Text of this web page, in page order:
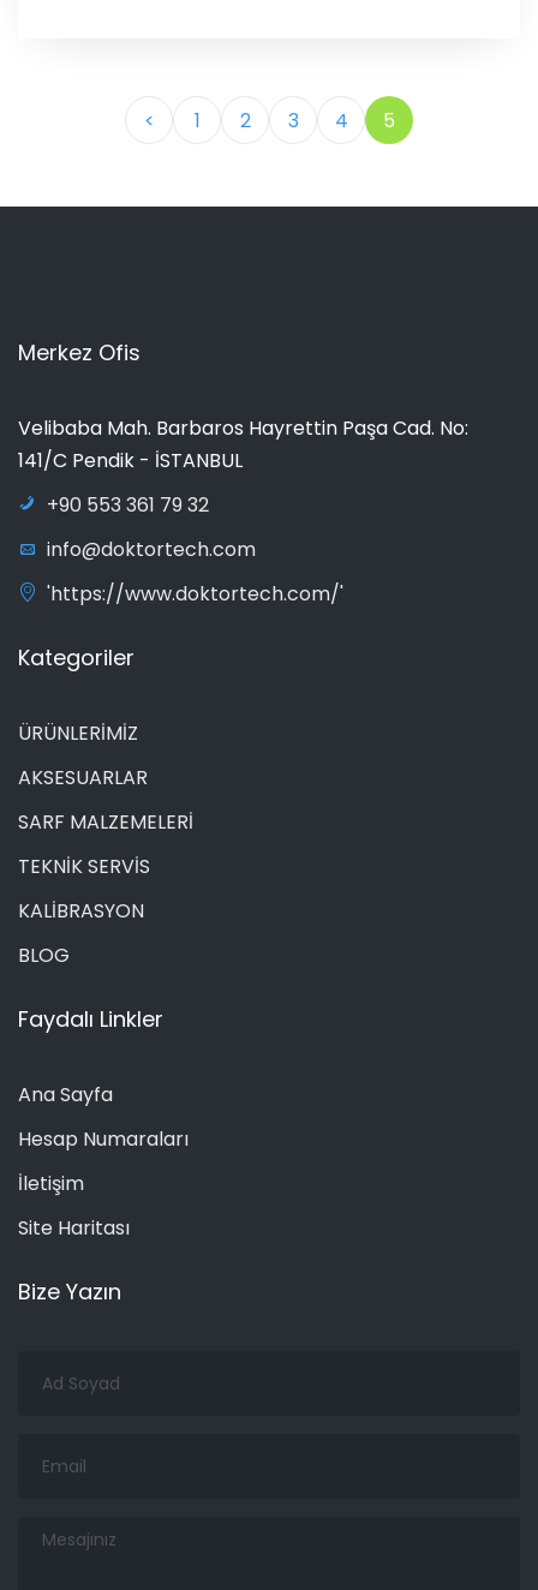
< 1 2 3 4 5
Merkez Ofis
Velibaba Mah. Barbaros Hayrettin Paşa Cad. No:
141/C Pendik - İSTANBUL
+90 553 361 79 32
info@doktortech.com
'https://www.doktortech.com/'
Kategoriler
ÜRÜNLERİMİZ
AKSESUARLAR
SARF MALZEMELERİ
TEKNİK SERVİS
KALİBRASYON
BLOG
Faydalı Linkler
Ana Sayfa
Hesap Numaraları
İletişim
Site Haritası
Bize Yazın
Soyad
Mesajınız